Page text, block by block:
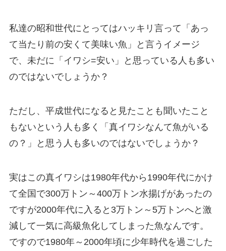
私達の昭和世代にとってはハッキリ言って「あっ
て当たり前の安くて美味い魚」と言うイメージ
で、未だに「イワシ=安い」と思っている人も多い
のではないでしょうか？
ただし、平成世代になると見たことも聞いたこと
もないという人も多く「真イワシなんて魚がいる
の？」と思う人も多いのではないでしょうか？
実はこの真イワシは1980年代から1990年代にかけ
て全国で300万トン～400万トン水揚げがあったの
ですが2000年代に入ると3万トン～5万トンへと激
減して一気に高級魚化してしまった魚なんです。
ですので1980年～2000年頃に少年時代を過ごした